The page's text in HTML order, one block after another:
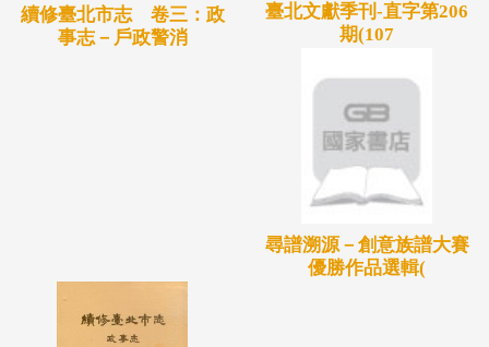
續修臺北市志 卷三：政
事志－戶政警消
臺北文獻季刊-直字第206
期(107
尋譜溯源－創意族譜大賽
優勝作品選輯(